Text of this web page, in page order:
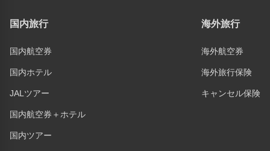
国内旅行
国内航空券
国内ホテル
JALツアー
国内航空券＋ホテル
国内ツアー
海外旅行
海外航空券
海外旅行保険
キャンセル保険